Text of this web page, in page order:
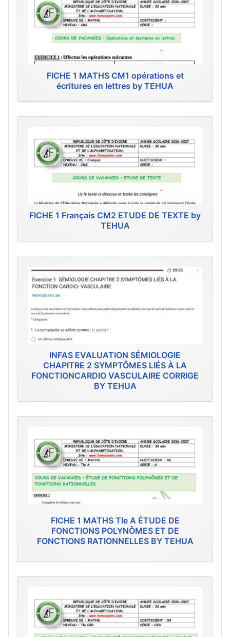
FICHE 1 MATHS CM1 opérations et
écritures en lettres by TEHUA
FICHE 1 Français CM2 ETUDE DE TEXTE by
TEHUA
INFAS EVALUATION SÉMIOLOGIE
CHAPITRE 2 SYMPTÔMES LIÉS À LA
FONCTIONCARDIO VASCULAIRE CORRIGE
BY TEHUA
FICHE 1 MATHS Tle A ÉTUDE DE
FONCTIONS POLYNÔMES ET DE
FONCTIONS RATIONNELLES BY TEHUA